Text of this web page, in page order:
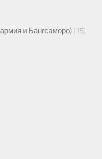
и Бангсаморо) (15)